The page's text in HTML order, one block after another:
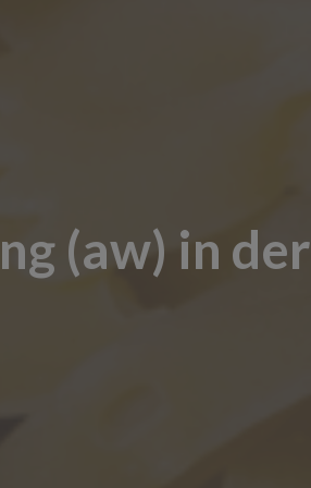
(aw) in der